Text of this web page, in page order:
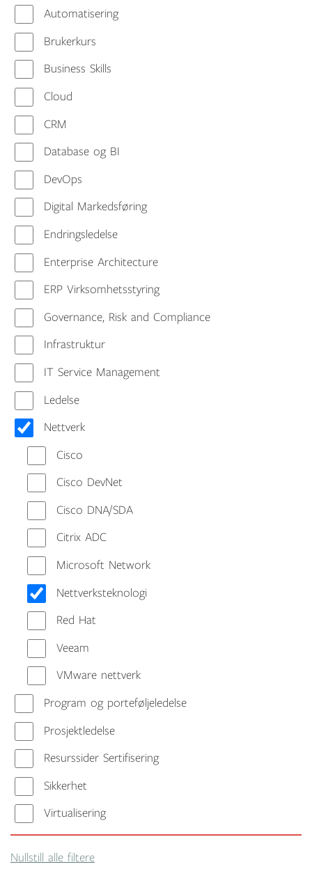
Automatisering
Brukerkurs
Business Skills
Cloud
CRM
Database og BI
DevOps
Digital Markedsføring
Endringsledelse
Enterprise Architecture
ERP Virksomhetsstyring
Governance, Risk and Compliance
Infrastruktur
IT Service Management
Ledelse
Nettverk
Cisco
Cisco DevNet
Cisco DNA/SDA
Citrix ADC
Microsoft Network
Nettverksteknologi
Red Hat
Veeam
VMware nettverk
Program og porteføljeledelse
Prosjektledelse
Resurssider Sertifisering
Sikkerhet
Virtualisering
Nullstill alle filtere